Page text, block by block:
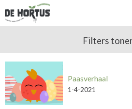
Welkom bij basisschool de Hortus
Home Bellen
Filters
Paasverhaal
1-4-2021